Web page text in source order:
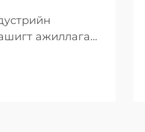
ажиллагаа
хадгалахын